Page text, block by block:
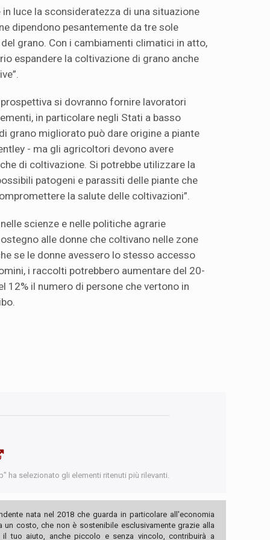
luce la sconsideratezza di una situazione
dipendono pesantemente da tre sole
grano. Con i cambiamenti climatici in atto,
espandere la coltivazione di grano anche
si dovranno fornire lavoratori
in particolare negli Stati a basso
grano migliorato può dare origine a piante
- ma gli agricoltori devono avere
di coltivazione. Si potrebbe utilizzare la
patogeni e parassiti delle piante che
la salute delle coltivazioni”.
scienze e nelle politiche agrarie
alle donne che coltivano nelle zone
se le donne avessero lo stesso accesso
i raccolti potrebbero aumentare del 20-
12% il numero di persone che vertono in
ha selezionato gli elementi ritenuti più rilevanti.
nata nel 2018 che guarda in particolare all'economia
un costo, che non è sostenibile esclusivamente grazie alla
tuo aiuto, anche piccolo e senza vincolo, contribuirà a